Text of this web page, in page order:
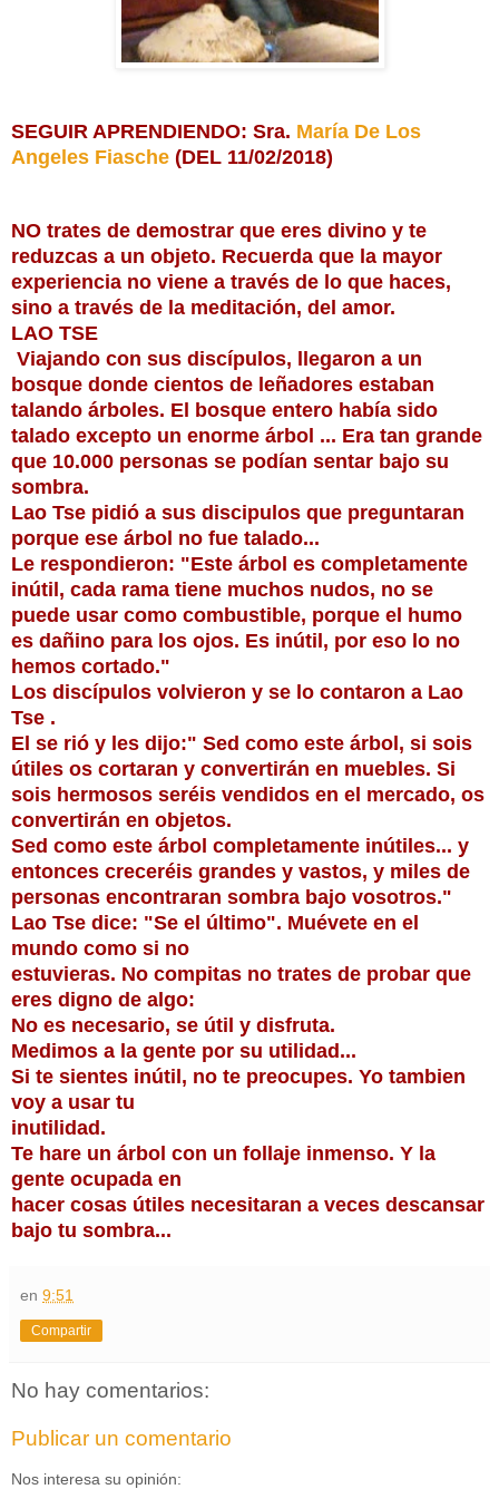
SEGUIR APRENDIENDO: Sra. María De Los
Angeles Fiasche (DEL 11/02/2018)
NO trates de demostrar que eres divino y te
reduzcas a un objeto. Recuerda que la mayor
experiencia no viene a través de lo que haces,
sino a través de la meditación, del amor.
LAO TSE
​ Viajando con sus discípulos, llegaron a un
bosque donde cientos de leñadores​ estaban
talando árboles. El bosque entero había sido
talado excepto un enorme árbol ... Era tan grande
que 10.000 personas se podían sentar bajo su
sombra.
Lao Tse pidió a sus discipulos que preguntaran
porque ese árbol no fue talado...
Le respondieron: "Este árbol es completamente
inútil, cada rama tiene muchos nudos, no se
puede usar como combustible, porque el humo
es dañino para los ojos. Es inútil, por eso lo no
hemos cortado."
Los discípulos volvieron y se lo contaron a Lao
Tse .
El se rió y les dijo:" Sed como este árbol, si sois
útiles os cortaran y convertirán en muebles. Si
sois hermosos seréis vendidos en el mercado, os
convertirán en objetos.
Sed como este árbol completamente inútiles... y
entonces creceréis grandes y vastos, y miles de
personas encontraran sombra bajo vosotros."
Lao Tse dice: "Se el último". Muévete en el
mundo como si no
estuvieras. No compitas no trates de probar que
eres digno de algo:
No es necesario, se útil y disfruta.
Medimos a la gente por su utilidad...
Si te sientes inútil, no te preocupes. Yo tambien
voy a usar tu
inutilidad.
Te hare un árbol con un follaje inmenso. Y la
gente ocupada en
hacer cosas útiles necesitaran a veces descansar
bajo tu sombra...
en 9:51
Compartir
No hay comentarios:
Publicar un comentario
Nos interesa su opinión: